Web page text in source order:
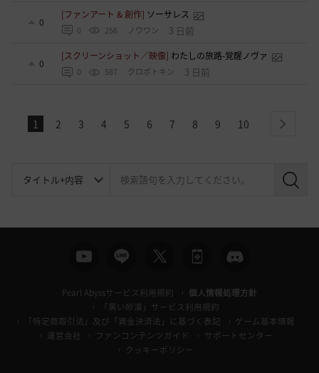
0
[ファンアート & 創作] ソーサレス
0 256 ノウワン 3 日前
0
[スクリーンショット／映像] わたしの旅路-覚醒ノヴァ
0 587 クロポトキン 3 日前
1 2 3 4 5 6 7 8 9 10 next
検
Pearl Abyssサービス利用規約
個人情報処理方針
「黒い砂漠」サービス利用規約
「特定商取引法」及び「資金決済法」に基づく表記
ゲーム基本情報
運営会社
ファンコンテンツガイド
サポートセンター
クッキーポリシー